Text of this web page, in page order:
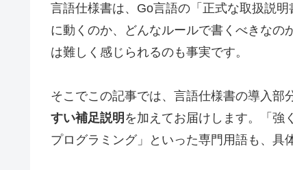
言語仕様書は、Go言語の「正式な取扱説
に動くのか、どんなルールで書くべきなの
は難しく感じられるのも事実です。
そこでこの記事では、言語仕様書の導入部
すい補足説明 を加えてお届けします。「強
プログラミング」といった専門用語も、具